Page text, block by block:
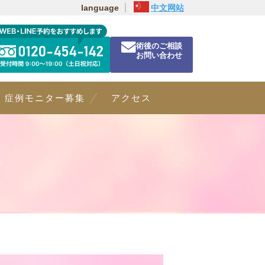
language 中文网站
術後のご相談
お問い合わせ
症例モニター募集 アクセス